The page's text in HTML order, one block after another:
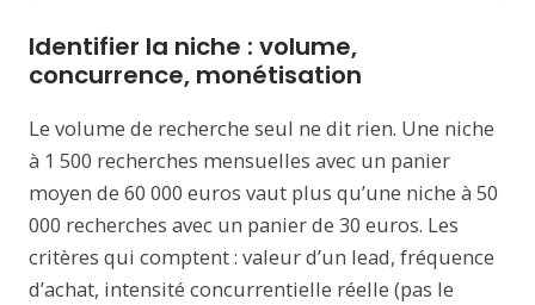
Identifier la niche : volume,
concurrence, monétisation
Le volume de recherche seul ne dit rien. Une niche
à 1 500 recherches mensuelles avec un panier
moyen de 60 000 euros vaut plus qu’une niche à 50
000 recherches avec un panier de 30 euros. Les
critères qui comptent : valeur d’un lead, fréquence
d’achat, intensité concurrentielle réelle (pas le